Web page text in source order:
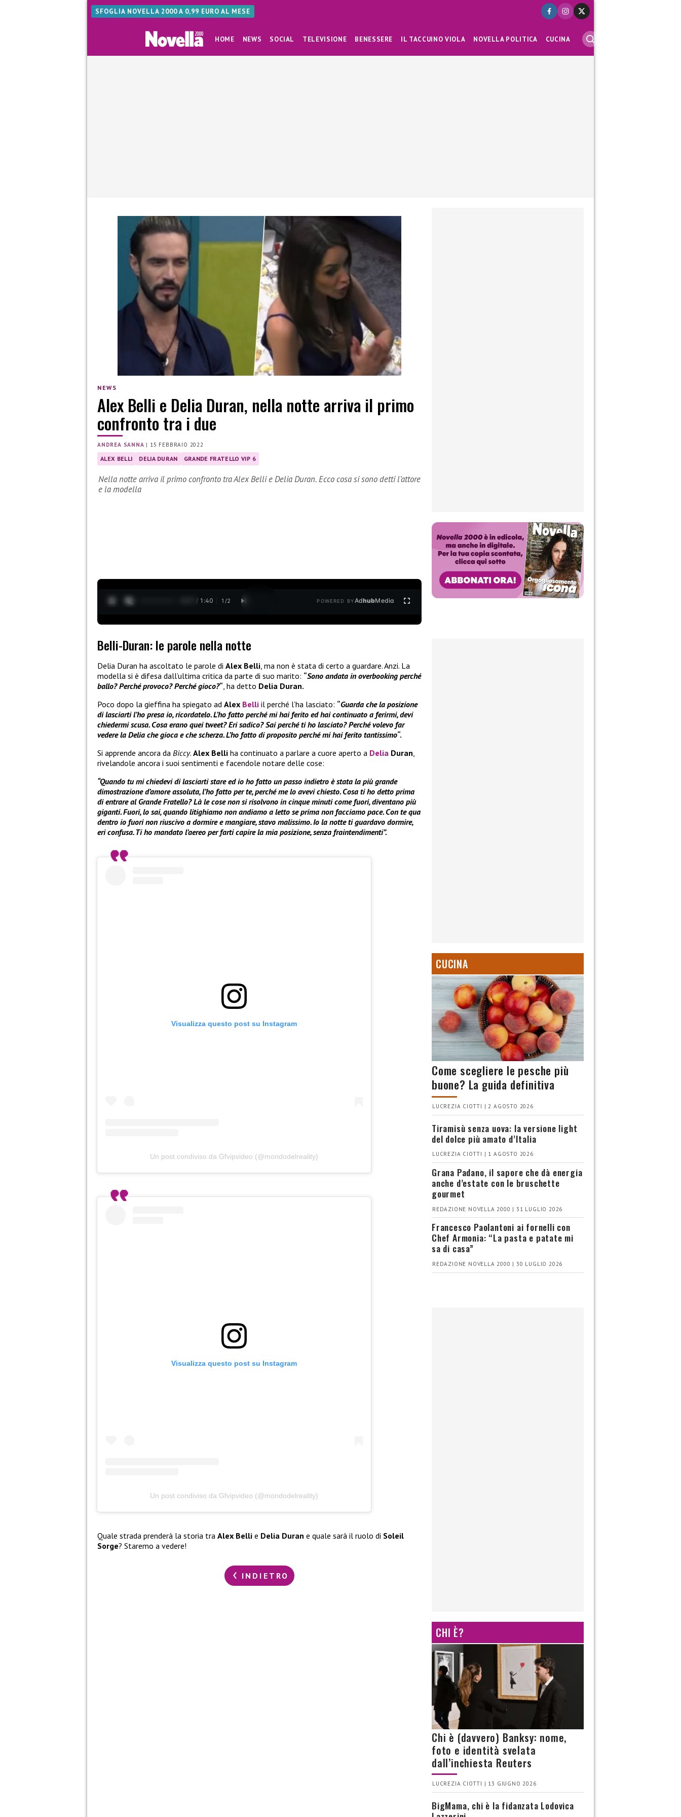
SFOGLIA NOVELLA 2000 A 0,99 EURO AL MESE
HOME NEWS SOCIAL TELEVISIONE BENESSERE IL TACCUINO VIOLA NOVELLA POLITICA CUCINA
NEWS
Alex Belli e Delia Duran, nella notte arriva il primo
confronto tra i due
ANDREA SANNA | 15 FEBBRAIO 2022
ALEX BELLI DELIA DURAN GRANDE FRATELLO VIP 6
Nella notte arriva il primo confronto tra Alex Belli e Delia Duran. Ecco cosa si sono detti l’attore
e la modella
0:28 / 1:40 1 /2 POWERED BYAdhubMedia
Belli-Duran: le parole nella notte
Delia Duran ha ascoltato le parole di Alex Belli, ma non è stata di certo a guardare. Anzi. La
modella si è difesa dall’ultima critica da parte di suo marito: “Sono andata in overbooking perché
ballo? Perché provoco? Perché gioco?“, ha detto Delia Duran.
Poco dopo la gieffina ha spiegato ad Alex Belli il perché l’ha lasciato: “Guarda che la posizione
di lasciarti l’ho presa io, ricordatelo. L’ho fatto perché mi hai ferito ed hai continuato a ferirmi, devi
chiedermi scusa. Cosa erano quei tweet? Eri sadico? Sai perché ti ho lasciato? Perché volevo far
vedere la Delia che gioca e che scherza. L’ho fatto di proposito perché mi hai ferito tantissimo“.
Si apprende ancora da Biccy. Alex Belli ha continuato a parlare a cuore aperto a Delia Duran,
rivelandole ancora i suoi sentimenti e facendole notare delle cose:
“Quando tu mi chiedevi di lasciarti stare ed io ho fatto un passo indietro è stata la più grande
dimostrazione d’amore assoluta, l’ho fatto per te, perché me lo avevi chiesto. Cosa ti ho detto prima
di entrare al Grande Fratello? Là le cose non si risolvono in cinque minuti come fuori, diventano più
giganti. Fuori, lo sai, quando litighiamo non andiamo a letto se prima non facciamo pace. Con te qua
dentro io fuori non riuscivo a dormire e mangiare, stavo malissimo. Io la notte ti guardavo dormire,
eri confusa. Ti ho mandato l’aereo per farti capire la mia posizione, senza fraintendimenti”.
Visualizza questo post su Instagram
Un post condiviso da Gfvipvideo (@mondodelreality)
Visualizza questo post su Instagram
Un post condiviso da Gfvipvideo (@mondodelreality)
Quale strada prenderà la storia tra Alex Belli e Delia Duran e quale sarà il ruolo di Soleil
Sorge? Staremo a vedere!
INDIETRO
CUCINA
Come scegliere le pesche più
buone? La guida definitiva
LUCREZIA CIOTTI | 2 AGOSTO 2026
Tiramisù senza uova: la versione light
del dolce più amato d’Italia
LUCREZIA CIOTTI | 1 AGOSTO 2026
Grana Padano, il sapore che dà energia
anche d’estate con le bruschette
gourmet
REDAZIONE NOVELLA 2000 | 31 LUGLIO 2026
Francesco Paolantoni ai fornelli con
Chef Armonia: “La pasta e patate mi
sa di casa”
REDAZIONE NOVELLA 2000 | 30 LUGLIO 2026
CHI È?
Chi è (davvero) Banksy: nome,
foto e identità svelata
dall’inchiesta Reuters
LUCREZIA CIOTTI | 13 GIUGNO 2026
BigMama, chi è la fidanzata Lodovica